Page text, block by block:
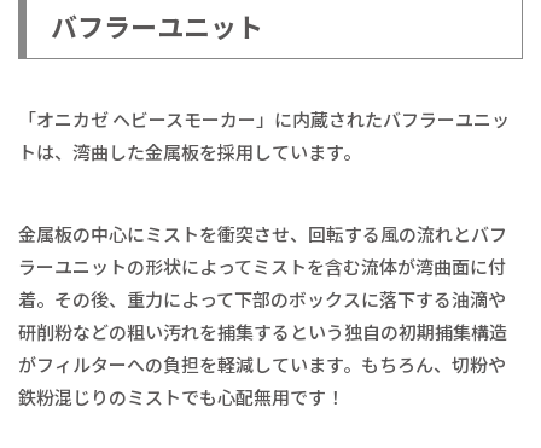
バフラーユニット
「オニカゼ ヘビースモーカー」に内蔵されたバフラーユニッ
トは、湾曲した金属板を採用しています。
金属板の中心にミストを衝突させ、回転する風の流れとバフ
ラーユニットの形状によってミストを含む流体が湾曲面に付
着。その後、重力によって下部のボックスに落下する油滴や
研削粉などの粗い汚れを捕集するという独自の初期捕集構造
がフィルターへの負担を軽減しています。もちろん、切粉や
鉄粉混じりのミストでも心配無用です！